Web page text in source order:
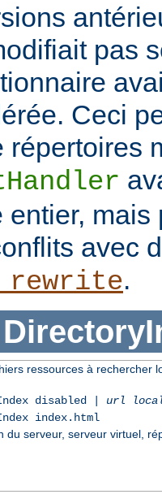
pas
Ceci
répertoires
entier,
avec
.
ressources à rechercher
disabled | url
index.html
du serveur, serveur virtuel,